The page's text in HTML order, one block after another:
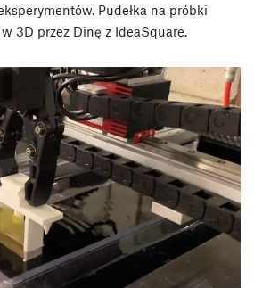
Pudełka na próbki
3D przez Dinę z IdeaSquare.